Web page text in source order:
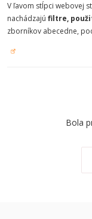
V ľavom stĺpci webovej
nachádzajú filtre,
zborníkov abecedne,
Bola